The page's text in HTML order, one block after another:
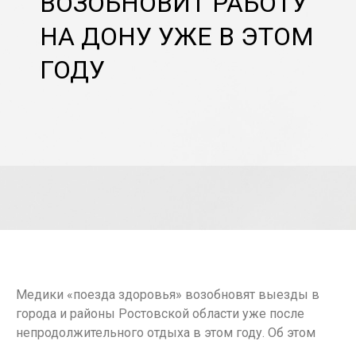
НА ДОНУ УЖЕ В ЭТОМ
ГОДУ
Медики «поезда здоровья» возобновят выезды в
города и районы Ростовской области уже после
непродолжительного отдыха в этом году. Об этом